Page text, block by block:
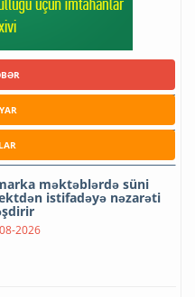
məktəblərdə süni
istifadəyə nəzarəti
2026